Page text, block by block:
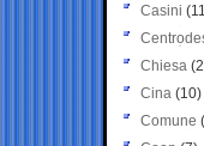
Casini
Chiesa
Cina (10)
Comune